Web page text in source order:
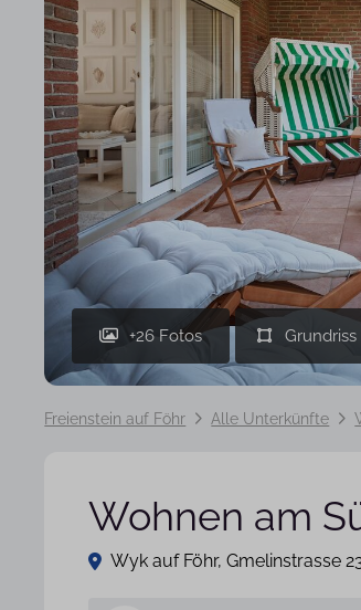
+26 Fotos
Freienstein auf Föhr Alle Unterkünfte
Wohnen am
Wyk auf Föhr, Gmelinstrasse